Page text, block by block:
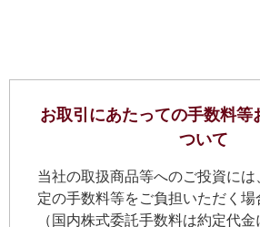
お取引にあたっての手数料等
ついて
当社の取扱商品等へのご投資に
定の手数料等をご負担いただく場
（国内株式委託手数料は約定代